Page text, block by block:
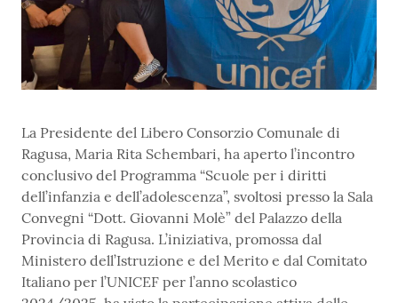
La Presidente del Libero Consorzio Comunale di
Ragusa, Maria Rita Schembari, ha aperto l’incontro
conclusivo del Programma “Scuole per i diritti
dell’infanzia e dell’adolescenza”, svoltosi presso la Sala
Convegni “Dott. Giovanni Molè” del Palazzo della
Provincia di Ragusa. L’iniziativa, promossa dal
Ministero dell’Istruzione e del Merito e dal Comitato
Italiano per l’UNICEF per l’anno scolastico